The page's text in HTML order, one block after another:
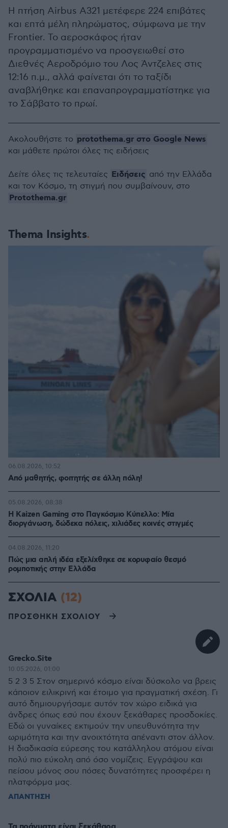
Η πτήση Airbus A321 μετέφερε 224 επιβάτες
και επτά μέλη πληρώματος, σύμφωνα με την
Frontier. Το αεροσκάφος ήταν
προγραμματισμένο να προσγειωθεί στο
Διεθνές Αεροδρόμιο του Λος Άντζελες στις
12:16 π.μ., αλλά φαίνεται ότι το ταξίδι
αναβλήθηκε και επαναπρογραμματίστηκε για
το Σάββατο το πρωί.
Thema Insights
Από μαθητής, φοιτητής σε άλλη πόλη!
06.08.2026, 10:52
H Kaizen Gaming στο Παγκόσμιο Kύπελλο: Μία
διοργάνωση, δώδεκα πόλεις, χιλιάδες κοινές στιγμές
05.08.2026, 08:38
Πώς μια απλή ιδέα εξελίχθηκε σε κορυφαίο θεσμό
ρομποτικής στην Ελλάδα
04.08.2026, 11:20
Ακολουθήστε το protothema.gr στο Google News
και μάθετε πρώτοι όλες τις ειδήσεις
Δείτε όλες τις τελευταίες Ειδήσεις από την Ελλάδα
και τον Κόσμο, τη στιγμή που συμβαίνουν, στο
Protothema.gr
ΣΧΟΛΙΑ (12)
ΠΡΟΣΘΗΚΗ ΣΧΟΛΙΟΥ
Grecko.Site
10.05.2026, 01:00
5 2 3 5 Στον σημερινό κόσμο είναι δύσκολο να βρεις
κάποιον ειλικρινή και έτοιμο για πραγματική σχέση. Γι
αυτό δημιουργήσαμε αυτόν τον χώρο ειδικά για
άνδρες όπως εσύ που έχουν ξεκάθαρες προσδοκίες.
Εδώ οι γυναίκες εκτιμούν την υπευθυνότητα την
ωριμότητα και την ανοιχτότητα απέναντι στον άλλον.
Η διαδικασία εύρεσης του κατάλληλου ατόμου είναι
πολύ πιο εύκολη από όσο νομίζεις. Εγγράψου και
πείσου μόνος σου πόσες δυνατότητες προσφέρει η
πλατφόρμα μας.
ΑΠΑΝΤΗΣΗ